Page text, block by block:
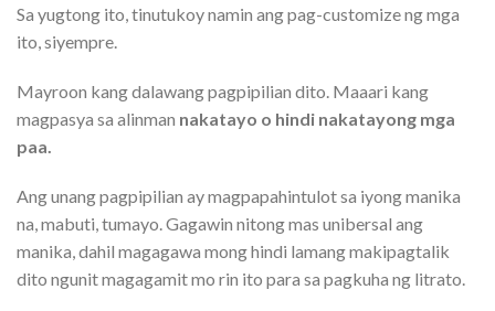
Sa yugtong ito, tinutukoy namin ang pag-customize ng mga
ito, siyempre.
Mayroon kang dalawang pagpipilian dito. Maaari kang
magpasya sa alinman nakatayo o hindi nakatayong mga
paa.
Ang unang pagpipilian ay magpapahintulot sa iyong manika
na, mabuti, tumayo. Gagawin nitong mas unibersal ang
manika, dahil magagawa mong hindi lamang makipagtalik
dito ngunit magagamit mo rin ito para sa pagkuha ng litrato.